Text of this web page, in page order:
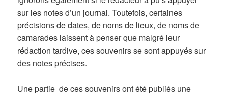
sur les notes d’un journal. Toutefois, certaines
précisions de dates, de noms de lieux, de noms de
camarades laissent à penser que malgré leur
rédaction tardive, ces souvenirs se sont appuyés sur
des notes précises.
Une partie de ces souvenirs ont été publiés une